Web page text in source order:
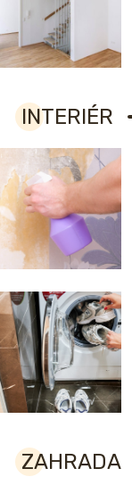
INTERIÉR
ZAHRADA